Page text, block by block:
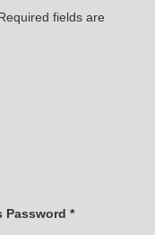
fields are
Password *